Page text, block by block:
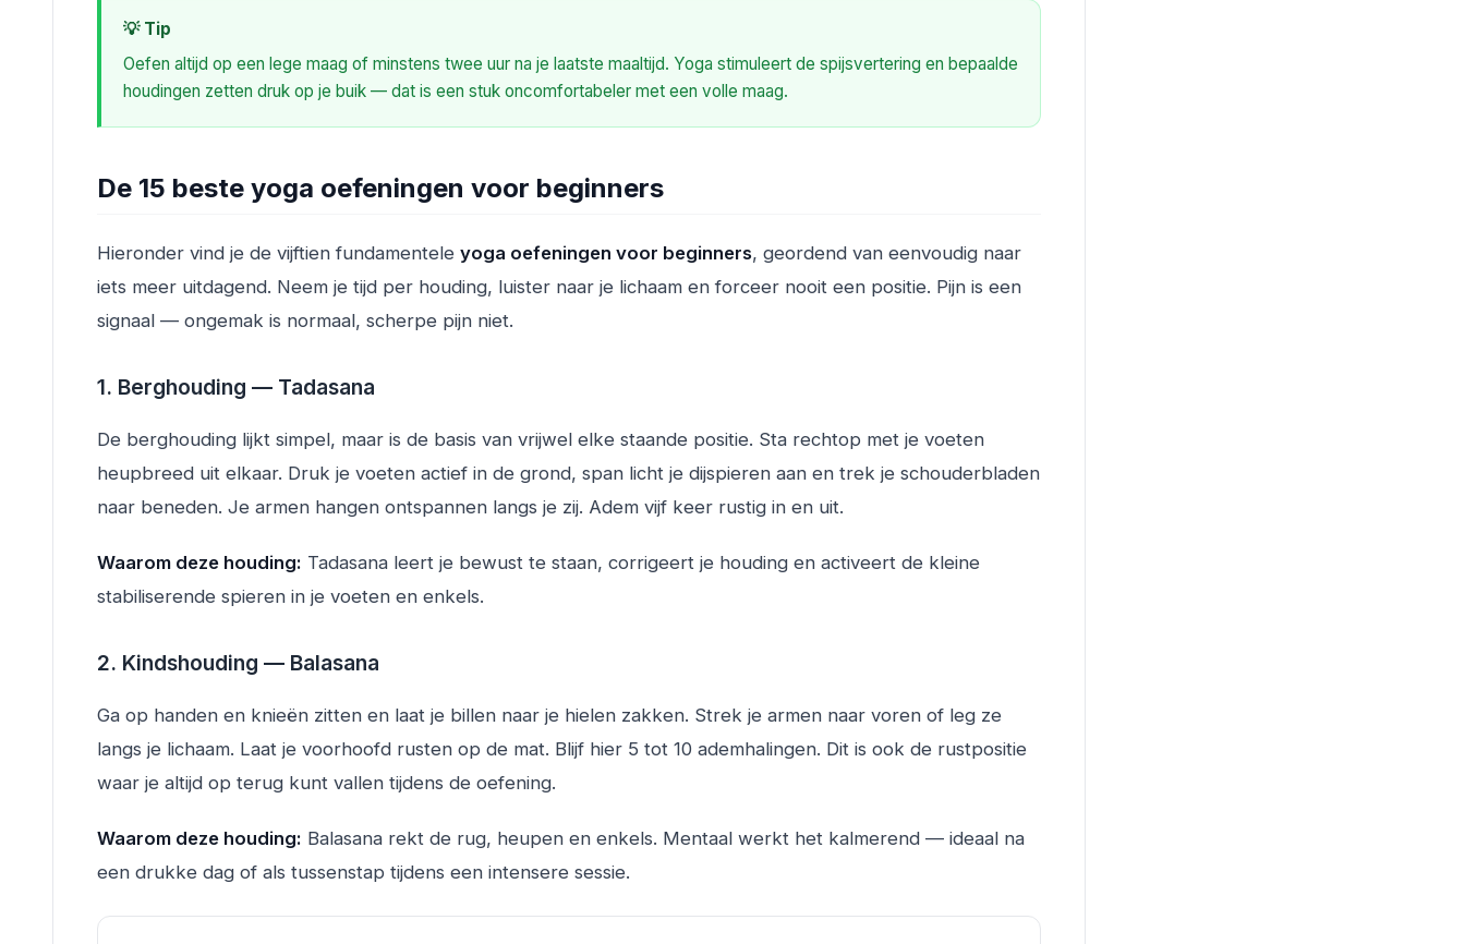
💡 Tip
Oefen altijd op een lege maag of minstens twee uur na je laatste maaltijd. Yoga stimuleert de spijsvertering en bepaalde
houdingen zetten druk op je buik — dat is een stuk oncomfortabeler met een volle maag.
De 15 beste yoga oefeningen voor beginners
Hieronder vind je de vijftien fundamentele yoga oefeningen voor beginners, geordend van eenvoudig naar
iets meer uitdagend. Neem je tijd per houding, luister naar je lichaam en forceer nooit een positie. Pijn is een
signaal — ongemak is normaal, scherpe pijn niet.
1. Berghouding — Tadasana
De berghouding lijkt simpel, maar is de basis van vrijwel elke staande positie. Sta rechtop met je voeten
heupbreed uit elkaar. Druk je voeten actief in de grond, span licht je dijspieren aan en trek je schouderbladen
naar beneden. Je armen hangen ontspannen langs je zij. Adem vijf keer rustig in en uit.
Waarom deze houding: Tadasana leert je bewust te staan, corrigeert je houding en activeert de kleine
stabiliserende spieren in je voeten en enkels.
2. Kindshouding — Balasana
Ga op handen en knieën zitten en laat je billen naar je hielen zakken. Strek je armen naar voren of leg ze
langs je lichaam. Laat je voorhoofd rusten op de mat. Blijf hier 5 tot 10 ademhalingen. Dit is ook de rustpositie
waar je altijd op terug kunt vallen tijdens de oefening.
Waarom deze houding: Balasana rekt de rug, heupen en enkels. Mentaal werkt het kalmerend — ideaal na
een drukke dag of als tussenstap tijdens een intensere sessie.